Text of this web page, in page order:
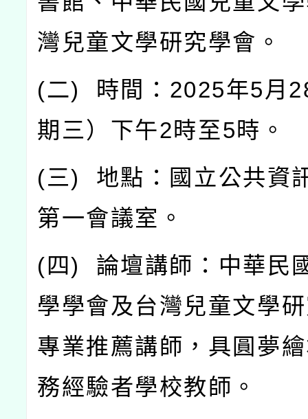
灣兒童文學研究學會。
(二) 時間： 2025年5月
期三）下午2時至5時。
(三) 地點：國立公共資
第一會議室。
( 四) 論壇講師：中華民
學學會及台灣兒童文學
專業推薦講師，具圓夢
務經驗者學校教師。